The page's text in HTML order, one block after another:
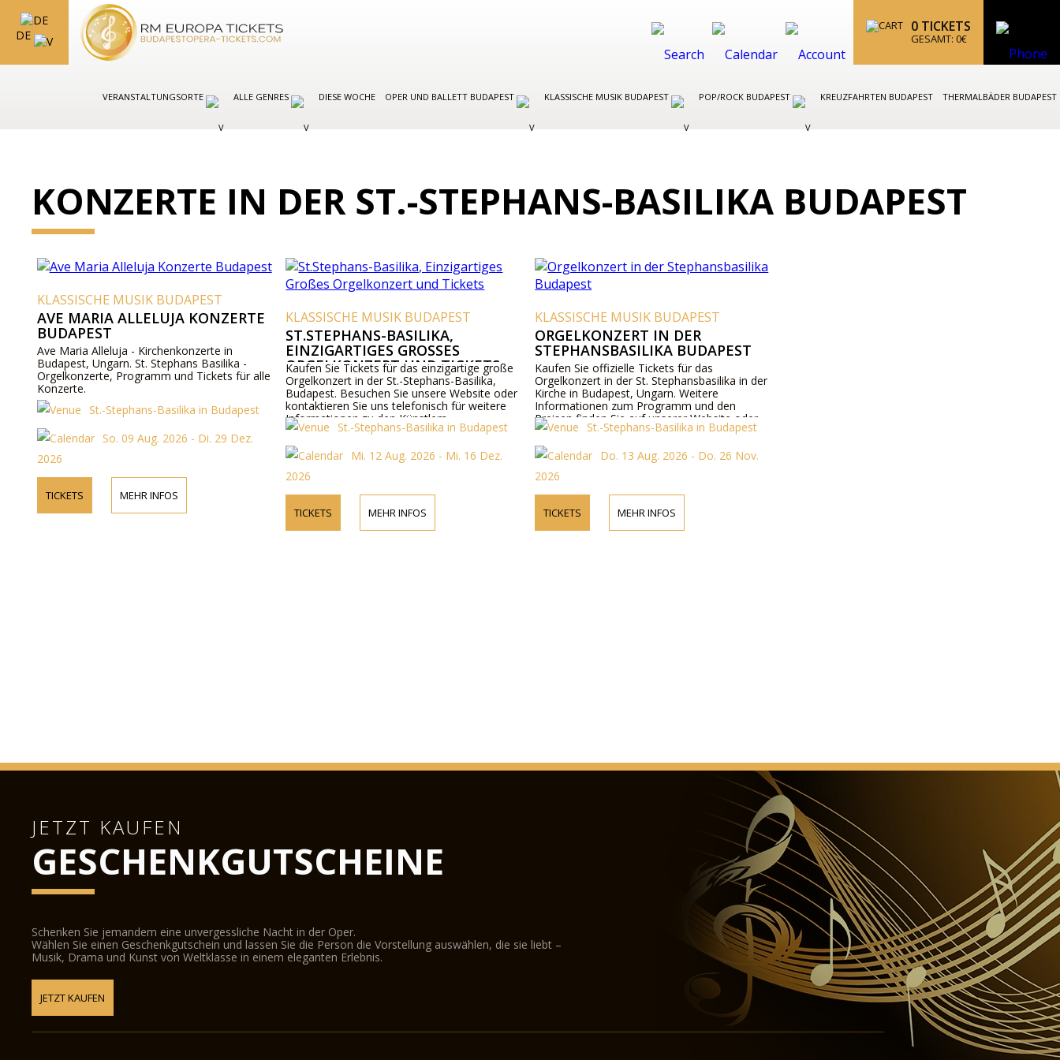
DE
0 TICKETS
GESAMT: 0€
VERANSTALTUNGSORTE ALLE GENRES DIESE WOCHE OPER UND BALLETT BUDAPEST KLASSISCHE MUSIK BUDAPEST POP/ROCK BUDAPEST KREUZFAHRTEN BUDAPEST THERMALBÄDER BUDAPEST
KONZERTE IN DER ST.-STEPHANS-BASILIKA BUDAPEST
KLASSISCHE MUSIK BUDAPEST
AVE MARIA ALLELUJA KONZERTE
BUDAPEST
Ave Maria Alleluja - Kirchenkonzerte in
Budapest, Ungarn. St. Stephans Basilika -
Orgelkonzerte, Programm und Tickets für alle
Konzerte.
St.-Stephans-Basilika in Budapest
So. 09 Aug. 2026 - Di. 29 Dez.
2026
TICKETS MEHR INFOS
KLASSISCHE MUSIK BUDAPEST
ST.STEPHANS-BASILIKA,
EINZIGARTIGES GROSSES O
RGELKONZERT UND TICKETS
Kaufen Sie Tickets für das einzigartige große
Orgelkonzert in der St.-Stephans-Basilika,
Budapest. Besuchen Sie unsere Website oder
kontaktieren Sie uns telefonisch für weitere
Informationen zu den Künstlern,
Programmdetails und Ticketpreisen.
St.-Stephans-Basilika in Budapest
Mi. 12 Aug. 2026 - Mi. 16 Dez.
2026
TICKETS MEHR INFOS
KLASSISCHE MUSIK BUDAPEST
ORGELKONZERT IN DER
STEPHANSBASILIKA BUDAPEST
Kaufen Sie offizielle Tickets für das
Orgelkonzert in der St. Stephansbasilika in der
Kirche in Budapest, Ungarn. Weitere
Informationen zum Programm und den
Preisen finden Sie auf unserer Website oder
kontaktieren Sie uns telefonisch.
St.-Stephans-Basilika in Budapest
Do. 13 Aug. 2026 - Do. 26 Nov.
2026
TICKETS MEHR INFOS
JETZT KAUFEN
GESCHENKGUTSCHEINE
Schenken Sie jemandem eine unvergessliche Nacht in der Oper.
Wählen Sie einen Geschenkgutschein und lassen Sie die Person die Vorstellung auswählen, die sie liebt –
Musik, Drama und Kunst von Weltklasse in einem eleganten Erlebnis.
JETZT KAUFEN